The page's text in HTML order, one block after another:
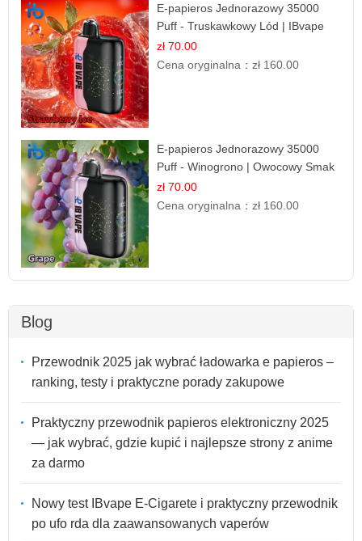
E-papieros Jednorazowy 35000
Puff - Truskawkowy Lód | IBvape
zł 70.00
Cena oryginalna：zł 160.00
E-papieros Jednorazowy 35000
Puff - Winogrono | Owocowy Smak
zł 70.00
Cena oryginalna：zł 160.00
Blog
Przewodnik 2025 jak wybrać ładowarka e papieros –
ranking, testy i praktyczne porady zakupowe
Praktyczny przewodnik papieros elektroniczny 2025
— jak wybrać, gdzie kupić i najlepsze strony z anime
za darmo
Nowy test IBvape E-Cigarete i praktyczny przewodnik
po ufo rda dla zaawansowanych vaperów